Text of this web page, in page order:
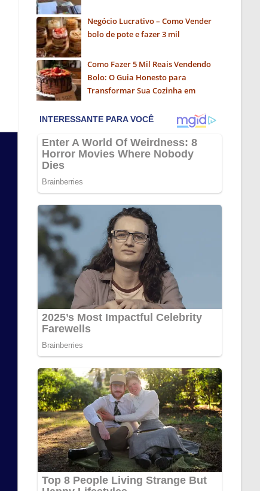
Negócio Lucrativo – Como Vender
bolo de pote e fazer 3 mil
Como Fazer 5 Mil Reais Vendendo
Bolo: O Guia Honesto para
Transformar Sua Cozinha em